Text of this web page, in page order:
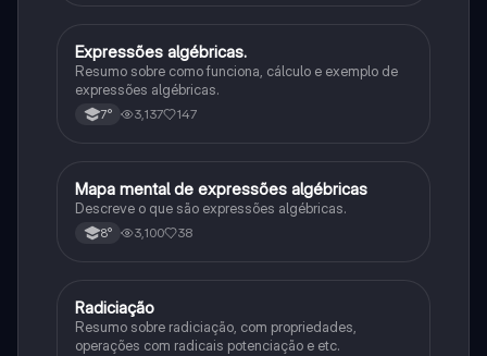
Matematica
Expressões algébricas.
Resumo sobre como funciona, cálculo e exemplo de
expressões algébricas.
7° 3,137 147
Matematica
Mapa mental de expressões algébricas
Descreve o que são expressões algébricas.
8° 3,100 38
Matematica
Radiciação
Resumo sobre radiciação, com propriedades,
operações com radicais potenciação e etc.